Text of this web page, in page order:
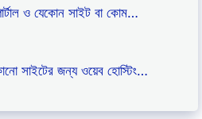
ও যেকোন সাইট বা কোম…
সাইটের জন্য ওয়েব হোস্টিং…